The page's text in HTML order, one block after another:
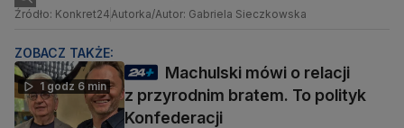
Źródło: Konkret24 Autorka/Autor: Gabriela Sieczkowska
ZOBACZ TAKŻE:
1 godz 6 min
Machulski mówi o relacji
z przyrodnim bratem. To polityk
Konfederacji